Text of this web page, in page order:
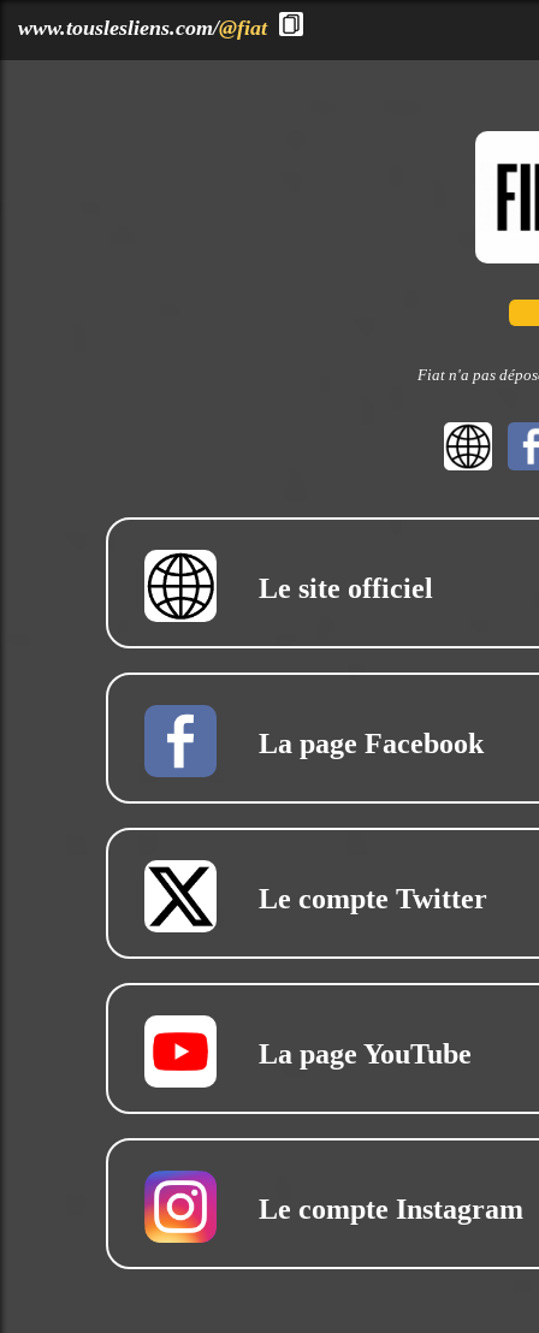
www.touslesliens.com/@fiat
Fiat n'a pas
Le site officiel
La page Facebook
Le compte Twitter
La page YouTube
Le compte Instagram